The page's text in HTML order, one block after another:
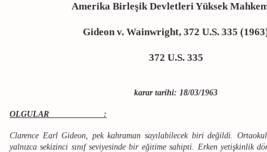
Amerika Birleşik Devletleri Yüksek
Gideon v. Wainwright, 372 U.S. 335
372 U.S. 335
karar tarihi: 18/03/1963
OLGULAR :
Clarence Earl Gideon, pek kahraman sayılabilecek biri değildi.
yalnızca sekizinci sınıf seviyesinde bir eğitime sahipti. Erken yetişkinlik